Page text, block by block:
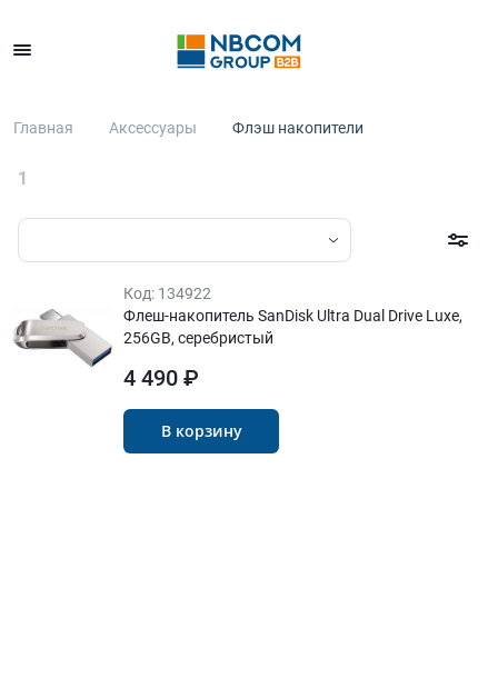
Главная Аксессуары Флэш накопители
1
Код: 134922
Флеш-накопитель SanDisk Ultra Dual Drive Luxe,
256GB, серебристый
4 490 ₽
В корзину